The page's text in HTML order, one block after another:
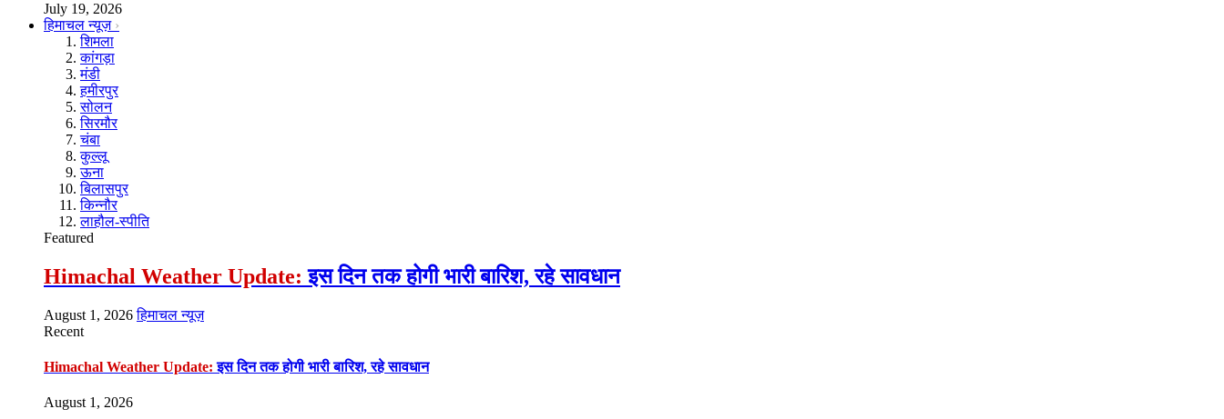
July 19, 2026
हिमाचल न्यूज़
शिमला
कांगड़ा
मंडी
हमीरपुर
सोलन
सिरमौर
चंबा
कुल्लू
ऊना
बिलासपुर
किन्नौर
लाहौल-स्पीति
Featured
Himachal Weather Update: इस दिन तक होगी भारी बारिश, रहे सावधान
August 1, 2026 हिमाचल न्यूज़
Recent
Himachal Weather Update: इस दिन तक होगी भारी बारिश, रहे सावधान
August 1, 2026